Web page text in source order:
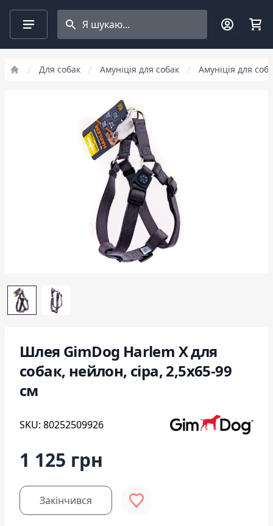
Search projects
Для собак Амуніція для собак Амуніція для
Шлея GimDog Harlem X для
собак, нейлон, сіра, 2,5х65-99
см
SKU: 80252509926
1 125 грн
Закінчився